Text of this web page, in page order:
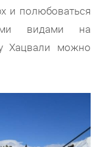
и полюбоваться
видами на
Хацвали можно